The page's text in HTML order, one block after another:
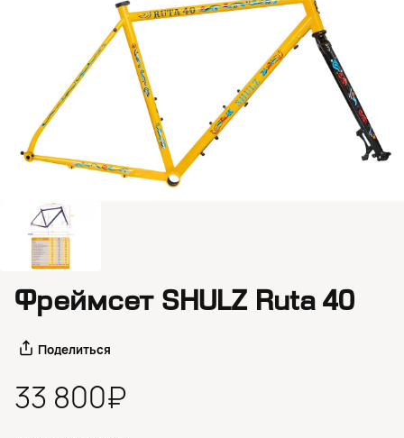
Фреймсет SHULZ Ruta 40
Поделиться
33 800₽